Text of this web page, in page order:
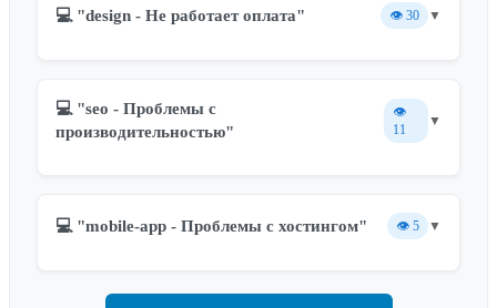
💻 "design - Не работает оплата" 👁️ 30 ▼
💻 "seo - Проблемы с
производительностью"
👁️
11
▼
💻 "mobile-app - Проблемы с хостингом" 👁️ 5 ▼